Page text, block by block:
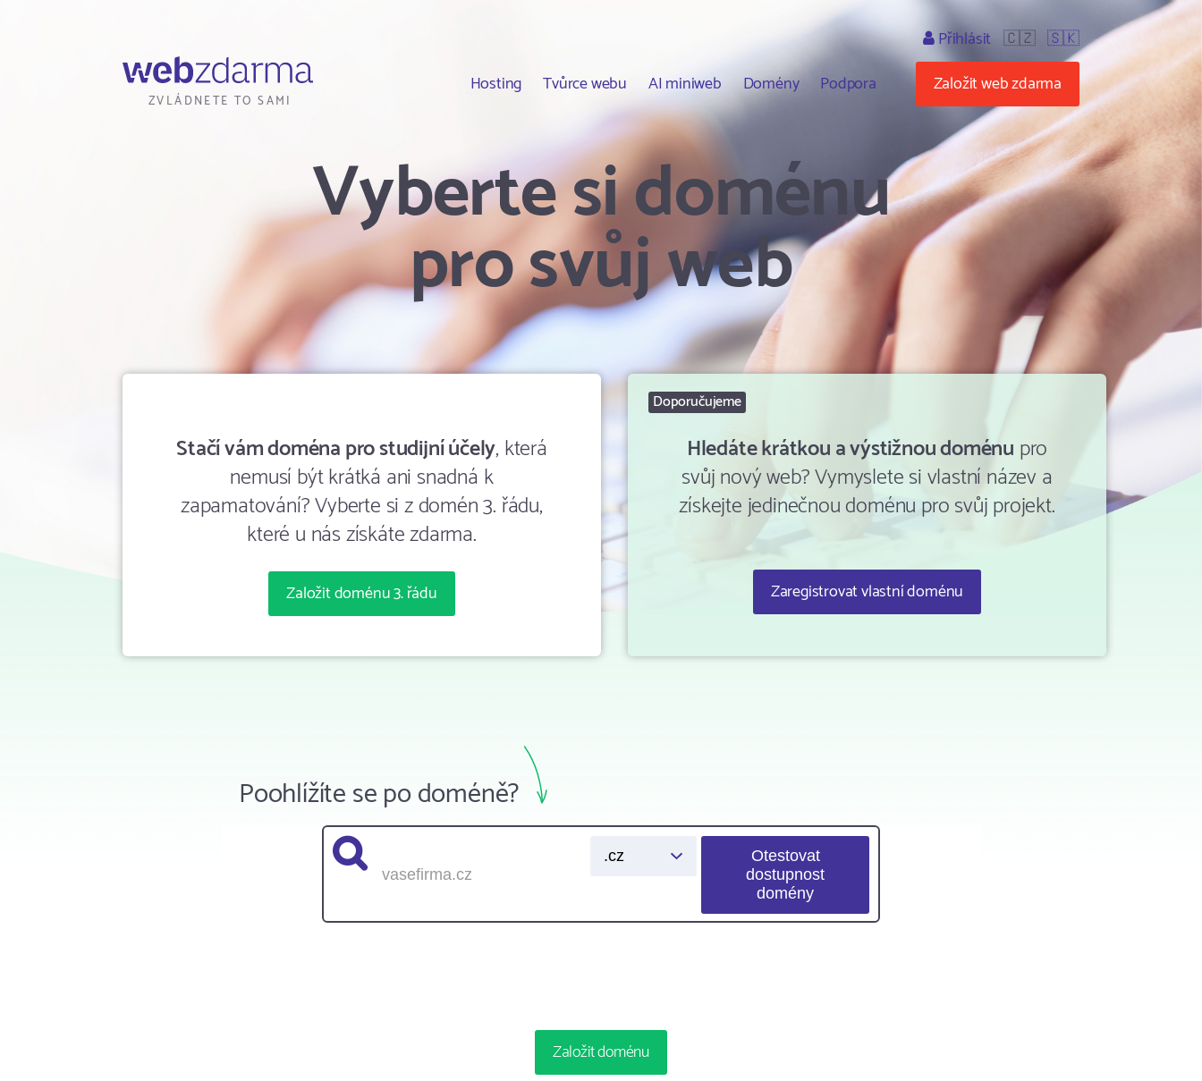
ZVLÁDNETE TO SAMI
Hosting Tvůrce webu AI miniweb Domény Podpora
Přihlásit 🇨🇿 🇸🇰
Založit web zdarma
Vyberte si doménu
pro svůj web
Stačí vám doména pro studijní účely, která
nemusí být krátká ani snadná k
zapamatování? Vyberte si z domén 3. řádu,
které u nás získáte zdarma.
Založit doménu 3. řádu
Doporučujeme
Hledáte krátkou a výstižnou doménu pro
svůj nový web? Vymyslete si vlastní název a
získejte jedinečnou doménu pro svůj projekt.
Zaregistrovat vlastní doménu
Poohlížíte se po doméně?
Založit doménu